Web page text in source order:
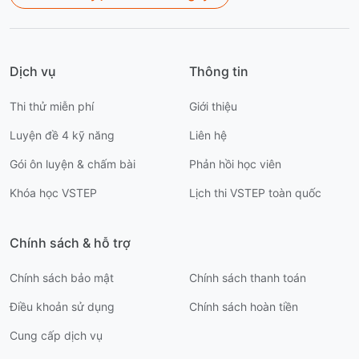
Dịch vụ
Thi thử miễn phí
Luyện đề 4 kỹ năng
Gói ôn luyện & chấm bài
Khóa học VSTEP
Thông tin
Giới thiệu
Liên hệ
Phản hồi học viên
Lịch thi VSTEP toàn quốc
Chính sách & hỗ trợ
Chính sách bảo mật
Điều khoản sử dụng
Cung cấp dịch vụ
Chính sách thanh toán
Chính sách hoàn tiền